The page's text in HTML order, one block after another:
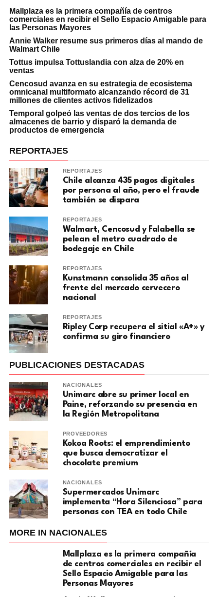
Mallplaza es la primera compañía de centros
comerciales en recibir el Sello Espacio Amigable para
las Personas Mayores
Annie Walker resume sus primeros días al mando de
Walmart Chile
Tottus impulsa Tottuslandia con alza de 20% en
ventas
Cencosud avanza en su estrategia de ecosistema
omnicanal multiformato alcanzando récord de 31
millones de clientes activos fidelizados
Temporal golpeó las ventas de dos tercios de los
almacenes de barrio y disparó la demanda de
productos de emergencia
REPORTAJES
REPORTAJES
Chile alcanza 435 pagos digitales
por persona al año, pero el fraude
también se dispara
REPORTAJES
Walmart, Cencosud y Falabella se
pelean el metro cuadrado de
bodegaje en Chile
REPORTAJES
Kunstmann consolida 35 años al
frente del mercado cervecero
nacional
REPORTAJES
Ripley Corp recupera el sitial «A+» y
confirma su giro financiero
PUBLICACIONES DESTACADAS
NACIONALES
Unimarc abre su primer local en
Paine, reforzando su presencia en
la Región Metropolitana
PROVEEDORES
Kokoa Roots: el emprendimiento
que busca democratizar el
chocolate premium
NACIONALES
Supermercados Unimarc
implementa “Hora Silenciosa” para
personas con TEA en todo Chile
MORE IN NACIONALES
Mallplaza es la primera compañía
de centros comerciales en recibir el
Sello Espacio Amigable para las
Personas Mayores